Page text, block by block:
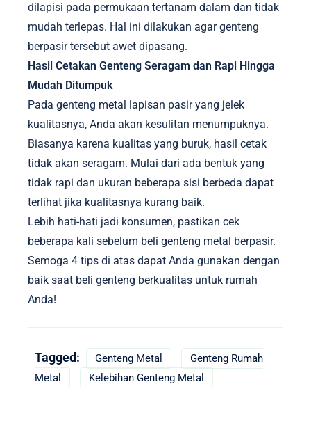
dilapisi pada permukaan tertanam dalam dan tidak
mudah terlepas. Hal ini dilakukan agar genteng
berpasir tersebut awet dipasang.
Hasil Cetakan Genteng Seragam dan Rapi Hingga
Mudah Ditumpuk
Pada genteng metal lapisan pasir yang jelek
kualitasnya, Anda akan kesulitan menumpuknya.
Biasanya karena kualitas yang buruk, hasil cetak
tidak akan seragam. Mulai dari ada bentuk yang
tidak rapi dan ukuran beberapa sisi berbeda dapat
terlihat jika kualitasnya kurang baik.
Lebih hati-hati jadi konsumen, pastikan cek
beberapa kali sebelum beli genteng metal berpasir.
Semoga 4 tips di atas dapat Anda gunakan dengan
baik saat beli genteng berkualitas untuk rumah
Anda!
Tagged: Genteng Metal
Genteng Rumah
Metal
Kelebihan Genteng Metal